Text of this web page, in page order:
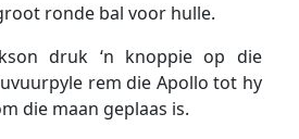
ronde bal voor hulle.
druk ‘n knoppie op die
rem die Apollo tot hy
die maan geplaas is.